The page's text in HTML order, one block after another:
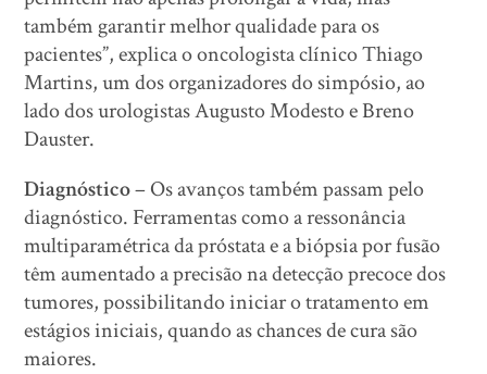
também garantir melhor qualidade para os
pacientes”, explica o oncologista clínico Thiago
Martins, um dos organizadores do simpósio, ao
lado dos urologistas Augusto Modesto e Breno
Dauster.
Diagnóstico– Os avanços também passam pelo
diagnóstico. Ferramentas como a ressonância
multiparamétrica da próstata e a biópsia por fusão
têm aumentado a precisão na detecção precoce dos
tumores, possibilitando iniciar o tratamento em
estágios iniciais, quando as chances de cura são
maiores.